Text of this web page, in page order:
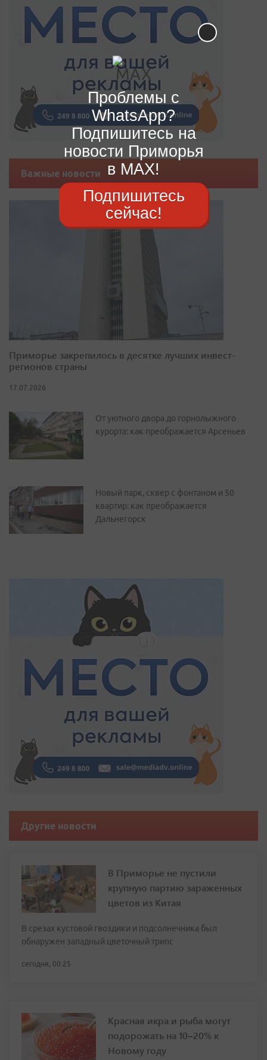
Важные новости
Приморье закрепилось в десятке лучших инвест-
регионов страны
17.07.2026
От уютного двора до горнолыжного
курорта: как преображается Арсеньев
Новый парк, сквер с фонтаном и 50
квартир: как преображается
Дальнегорск
Другие новости
В Приморье не пустили
крупную партию зараженных
цветов из Китая
В срезах кустовой гвоздики и подсолнечника был
обнаружен западный цветочный трипс
сегодня, 00:25
Красная икра и рыба могут
подорожать на 10–20% к
Новому году
Проблемы с
WhatsApp?
Подпишитесь на
новости Приморья
в MAX!
Подпишитесь
сейчас!